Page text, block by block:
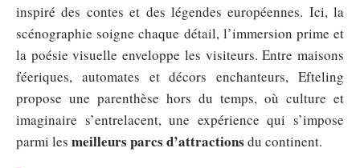
inspiré des contes et des légendes européennes. Ici, la
scénographie soigne chaque détail, l’immersion prime et
la poésie visuelle enveloppe les visiteurs. Entre maisons
féeriques, automates et décors enchanteurs, Efteling
propose une parenthèse hors du temps, où culture et
imaginaire s’entrelacent, une expérience qui s’impose
parmi les meilleurs parcs d’attractions du continent.